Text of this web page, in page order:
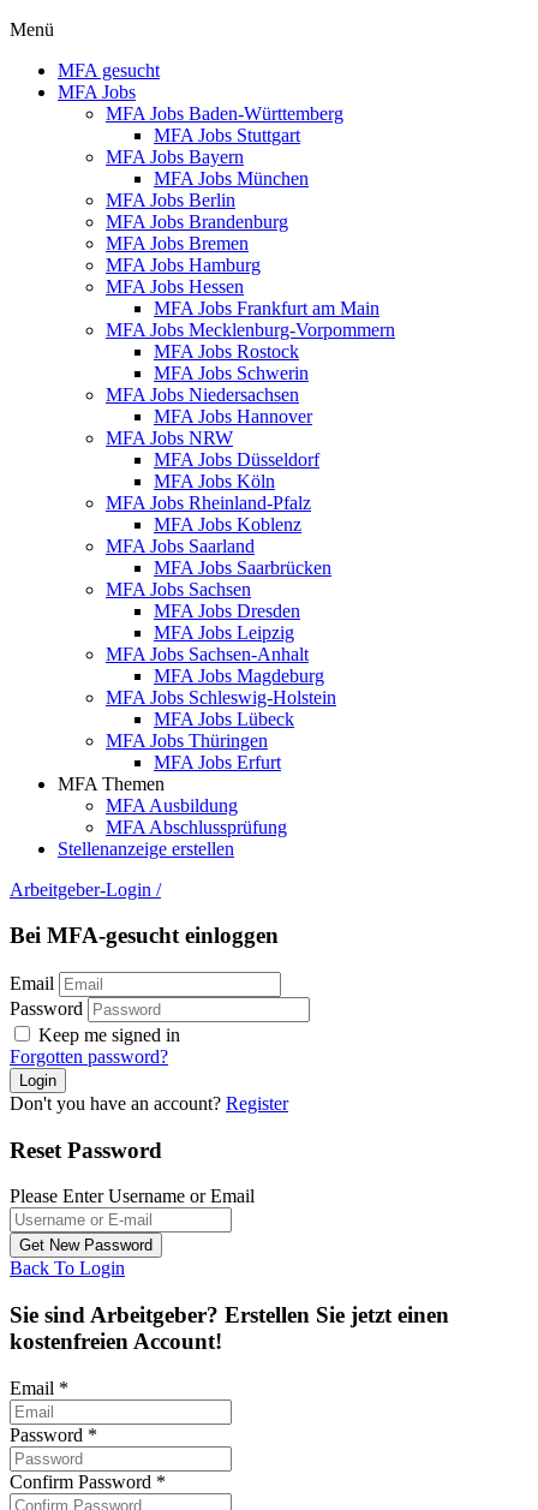
Menü
MFA gesucht
MFA Jobs
MFA Jobs Baden-Württemberg
MFA Jobs Stuttgart
MFA Jobs Bayern
MFA Jobs München
MFA Jobs Berlin
MFA Jobs Brandenburg
MFA Jobs Bremen
MFA Jobs Hamburg
MFA Jobs Hessen
MFA Jobs Frankfurt am Main
MFA Jobs Mecklenburg-Vorpommern
MFA Jobs Rostock
MFA Jobs Schwerin
MFA Jobs Niedersachsen
MFA Jobs Hannover
MFA Jobs NRW
MFA Jobs Düsseldorf
MFA Jobs Köln
MFA Jobs Rheinland-Pfalz
MFA Jobs Koblenz
MFA Jobs Saarland
MFA Jobs Saarbrücken
MFA Jobs Sachsen
MFA Jobs Dresden
MFA Jobs Leipzig
MFA Jobs Sachsen-Anhalt
MFA Jobs Magdeburg
MFA Jobs Schleswig-Holstein
MFA Jobs Lübeck
MFA Jobs Thüringen
MFA Jobs Erfurt
MFA Themen
MFA Ausbildung
MFA Abschlussprüfung
Stellenanzeige erstellen
Arbeitgeber-Login /
Bei MFA-gesucht einloggen
Email
Password
Keep me signed in
Forgotten password?
Don't you have an account? Register
Reset Password
Please Enter Username or Email
Back To Login
Sie sind Arbeitgeber? Erstellen Sie jetzt einen
kostenfreien Account!
Email *
Password *
Confirm Password *